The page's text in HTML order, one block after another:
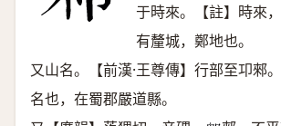
于時來。【註】時來
有釐城，鄭地也。
又山名。【前漢·王尊傳】行部至卭郲
名也，在蜀郡嚴道縣。